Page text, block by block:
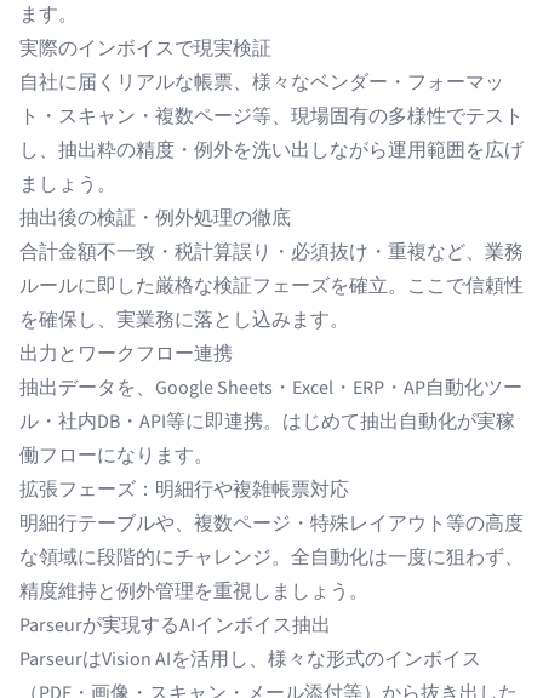
ます。
実際のインボイスで現実検証
自社に届くリアルな帳票、様々なベンダー・フォーマッ
ト・スキャン・複数ページ等、現場固有の多様性でテスト
し、抽出粋の精度・例外を洗い出しながら運用範囲を広げ
ましょう。
抽出後の検証・例外処理の徹底
合計金額不一致・税計算誤り・必須抜け・重複など、業務
ルールに即した厳格な検証フェーズを確立。ここで信頼性
を確保し、実業務に落とし込みます。
出力とワークフロー連携
抽出データを、Google Sheets・Excel・ERP・AP自動化ツー
ル・社内DB・API等に即連携。はじめて抽出自動化が実稼
働フローになります。
拡張フェーズ：明細行や複雑帳票対応
明細行テーブルや、複数ページ・特殊レイアウト等の高度
な領域に段階的にチャレンジ。全自動化は一度に狙わず、
精度維持と例外管理を重視しましょう。
Parseurが実現するAIインボイス抽出
ParseurはVision AIを活用し、様々な形式のインボイス